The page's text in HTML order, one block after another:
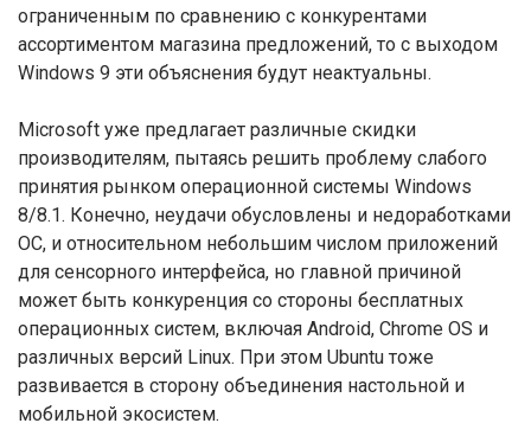
ограниченным по сравнению с конкурентами
ассортиментом магазина предложений, то с выходом
Windows 9 эти объяснения будут неактуальны.
Microsoft уже предлагает различные скидки
производителям, пытаясь решить проблему слабого
принятия рынком операционной системы Windows
8/8.1. Конечно, неудачи обусловлены и недоработками
ОС, и относительном небольшим числом приложений
для сенсорного интерфейса, но главной причиной
может быть конкуренция со стороны бесплатных
операционных систем, включая Android, Chrome OS и
различных версий Linux. При этом Ubuntu тоже
развивается в сторону объединения настольной и
мобильной экосистем.